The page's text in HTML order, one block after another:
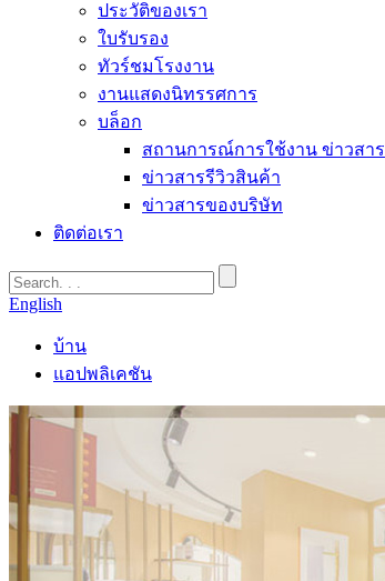
ประวัติของเรา
ใบรับรอง
ทัวร์ชมโรงงาน
งานแสดงนิทรรศการ
บล็อก
สถานการณ์การใช้งาน ข่าวสาร
ข่าวสารรีวิวสินค้า
ข่าวสารของบริษัท
ติดต่อเรา
English
บ้าน
แอปพลิเคชัน